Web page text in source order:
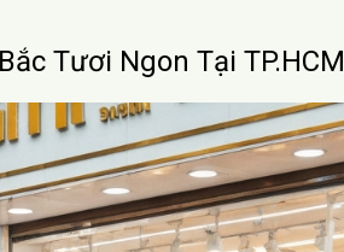
Tươi Ngon Tại TP.HCM